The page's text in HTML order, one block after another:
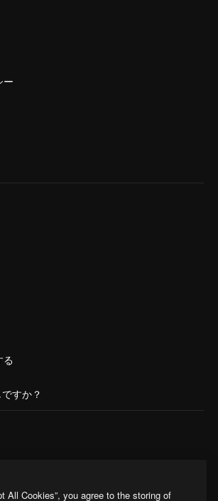
ー
る
すか？
All Cookies”, you agree to the storing of